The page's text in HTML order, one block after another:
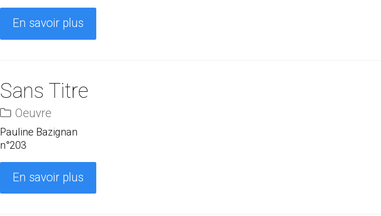
En savoir plus
Sans Titre
Oeuvre
Pauline Bazignan
n°203
En savoir plus